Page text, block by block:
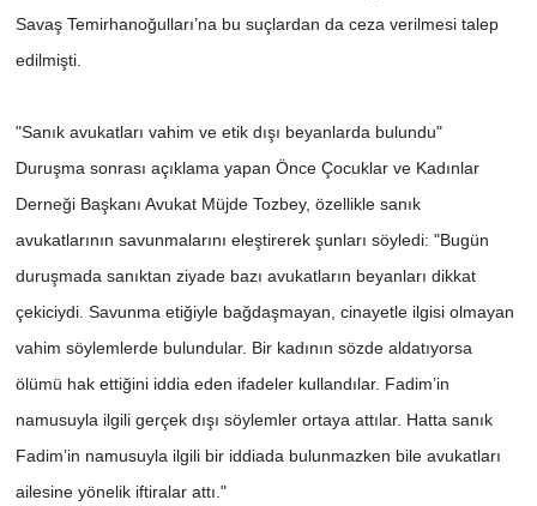
Savaş Temirhanoğulları’na bu suçlardan da ceza verilmesi talep
edilmişti.
"Sanık avukatları vahim ve etik dışı beyanlarda bulundu"
Duruşma sonrası açıklama yapan Önce Çocuklar ve Kadınlar
Derneği Başkanı Avukat Müjde Tozbey, özellikle sanık
avukatlarının savunmalarını eleştirerek şunları söyledi: "Bugün
duruşmada sanıktan ziyade bazı avukatların beyanları dikkat
çekiciydi. Savunma etiğiyle bağdaşmayan, cinayetle ilgisi olmayan
vahim söylemlerde bulundular. Bir kadının sözde aldatıyorsa
ölümü hak ettiğini iddia eden ifadeler kullandılar. Fadim’in
namusuyla ilgili gerçek dışı söylemler ortaya attılar. Hatta sanık
Fadim’in namusuyla ilgili bir iddiada bulunmazken bile avukatları
ailesine yönelik iftiralar attı."